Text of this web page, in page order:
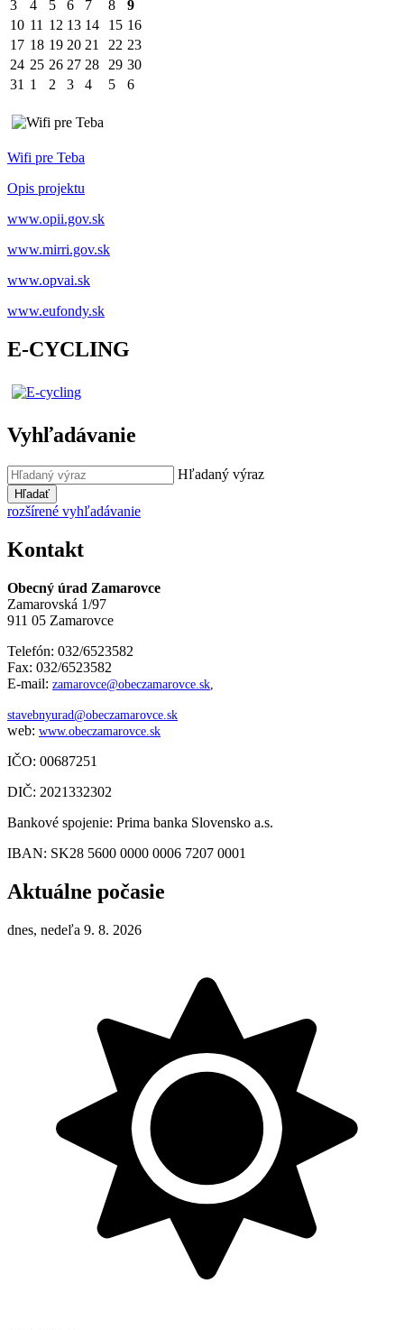
3 4 5 6 7 8
9
10 11 12 13 14 15 16
17 18 19 20 21 22 23
24 25 26 27 28 29 30
31 1 2 3 4 5 6
Wifi pre Teba
Opis projektu
www.opii.gov.sk
www.mirri.gov.sk
www.opvai.sk
www.eufondy.sk
E-CYCLING
Vyhľadávanie
Hľadaný výraz
Hľadať
rozšírené vyhľadávanie
Kontakt
Obecný úrad Zamarovce
Zamarovská 1/97
911 05 Zamarovce
Telefón: 032/6523582
Fax: 032/6523582
E-mail: zamarovce@obeczamarovce.sk
stavebnyurad@obeczamarovce.sk
web: www.obeczamarovce.sk
IČO: 00687251
DIČ: 2021332302
Bankové spojenie: Prima banka Slovensko a.s.
IBAN: SK28 5600 0000 0006 7207 0001
Aktuálne počasie
dnes, nedeľa 9. 8. 2026